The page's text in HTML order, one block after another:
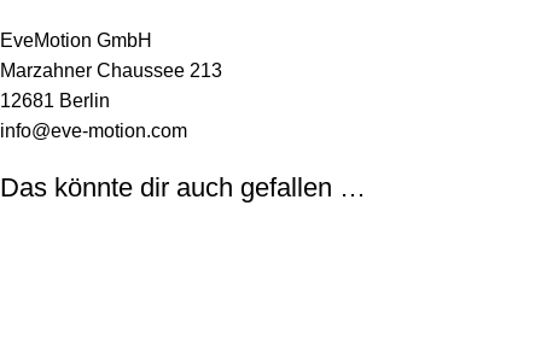
EveMotion GmbH
Marzahner Chaussee 213
12681 Berlin
info@eve-motion.com
Das könnte dir auch gefallen …